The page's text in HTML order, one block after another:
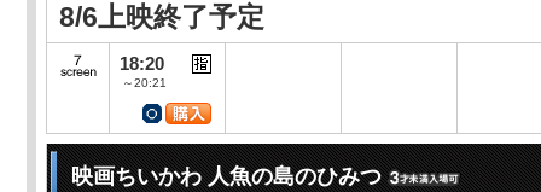
8/6上映終了予定
18:20
～20:21
映画ちいかわ 人魚の島のひみつ